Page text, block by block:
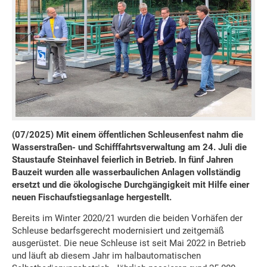
(07/2025) Mit einem öffentlichen Schleusenfest nahm die
Wasserstraßen- und Schifffahrtsverwaltung am 24. Juli die
Staustaufe Steinhavel feierlich in Betrieb. In fünf Jahren
Bauzeit wurden alle wasserbaulichen Anlagen vollständig
ersetzt und die ökologische Durchgängigkeit mit Hilfe einer
neuen Fischaufstiegsanlage hergestellt.
Bereits im Winter 2020/21 wurden die beiden Vorhäfen der
Schleuse bedarfsgerecht modernisiert und zeitgemäß
ausgerüstet. Die neue Schleuse ist seit Mai 2022 in Betrieb
und läuft ab diesem Jahr im halbautomatischen